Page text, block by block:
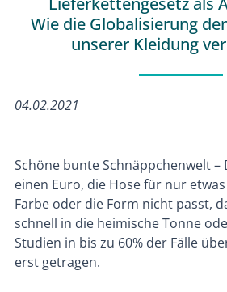
Wie die Globalisierung
unserer Kleidung
04.02.2021
Schöne bunte Schnäppchenwelt –
einen Euro, die Hose für nur
Farbe oder die Form nicht passt,
schnell in die heimische Tonne
Studien in bis zu 60% der Fälle
erst getragen.